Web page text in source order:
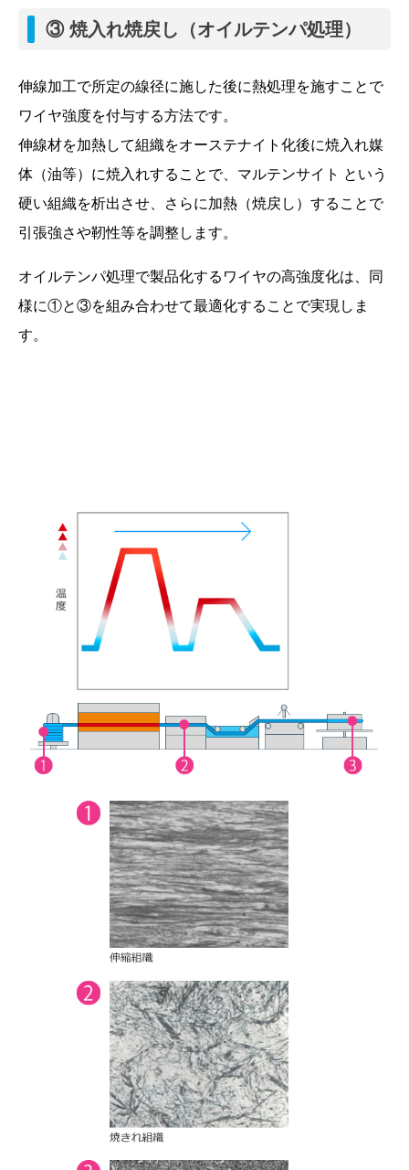
③ 焼入れ焼戻し（オイルテンパ処理）
伸線加工で所定の線径に施した後に熱処理を施すことで
ワイヤ強度を付与する方法です。
伸線材を加熱して組織をオーステナイト化後に焼入れ媒
体（油等）に焼入れすることで、マルテンサイト という
硬い組織を析出させ、さらに加熱（焼戻し）することで
引張強さや靭性等を調整します。
オイルテンパ処理で製品化するワイヤの高強度化は、同
様に①と③を組み合わせて最適化することで実現しま
す。